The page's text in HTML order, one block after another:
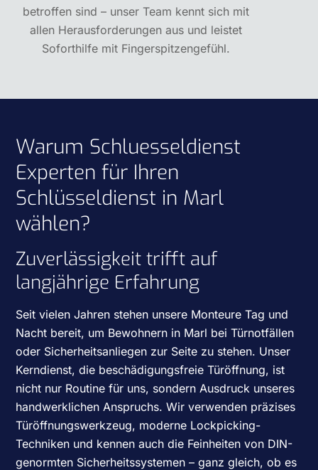
betroffen sind – unser Team kennt sich mit
allen Herausforderungen aus und leistet
Soforthilfe mit Fingerspitzengefühl.
Warum Schluesseldienst
Experten für Ihren
Schlüsseldienst in Marl
wählen?
Zuverlässigkeit trifft auf
langjährige Erfahrung
Seit vielen Jahren stehen unsere Monteure Tag und
Nacht bereit, um Bewohnern in Marl bei Türnotfällen
oder Sicherheitsanliegen zur Seite zu stehen. Unser
Kerndienst, die beschädigungsfreie Türöffnung, ist
nicht nur Routine für uns, sondern Ausdruck unseres
handwerklichen Anspruchs. Wir verwenden präzises
Türöffnungswerkzeug, moderne Lockpicking-
Techniken und kennen auch die Feinheiten von DIN-
genormten Sicherheitssystemen – ganz gleich, ob es